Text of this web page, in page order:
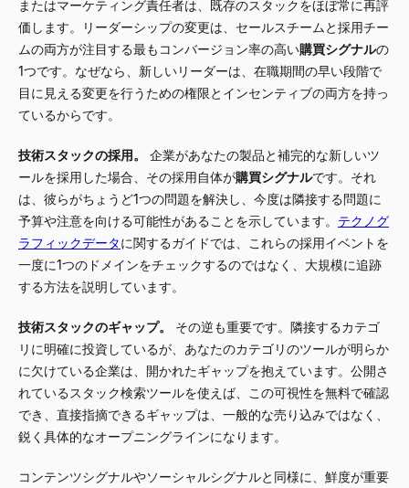
またはマーケティング責任者は、既存のスタックをほぼ常に再評
価します。リーダーシップの変更は、セールスチームと採用チー
ムの両方が注目する最もコンバージョン率の高い購買シグナルの
1つです。なぜなら、新しいリーダーは、在職期間の早い段階で
目に見える変更を行うための権限とインセンティブの両方を持っ
ているからです。
技術スタックの採用。
企業があなたの製品と補完的な新しいツ
ールを採用した場合、その採用自体が購買シグナルです。それ
は、彼らがちょうど1つの問題を解決し、今度は隣接する問題に
予算や注意を向ける可能性があることを示しています。 テクノグ
ラフィックデータに関するガイドでは、これらの採用イベントを
一度に1つのドメインをチェックするのではなく、大規模に追跡
する方法を説明しています。
技術スタックのギャップ。
その逆も重要です。隣接するカテゴ
リに明確に投資しているが、あなたのカテゴリのツールが明らか
に欠けている企業は、開かれたギャップを抱えています。公開さ
れているスタック検索ツールを使えば、この可視性を無料で確認
でき、直接指摘できるギャップは、一般的な売り込みではなく、
鋭く具体的なオープニングラインになります。
コンテンツシグナルやソーシャルシグナルと同様に、鮮度が重要